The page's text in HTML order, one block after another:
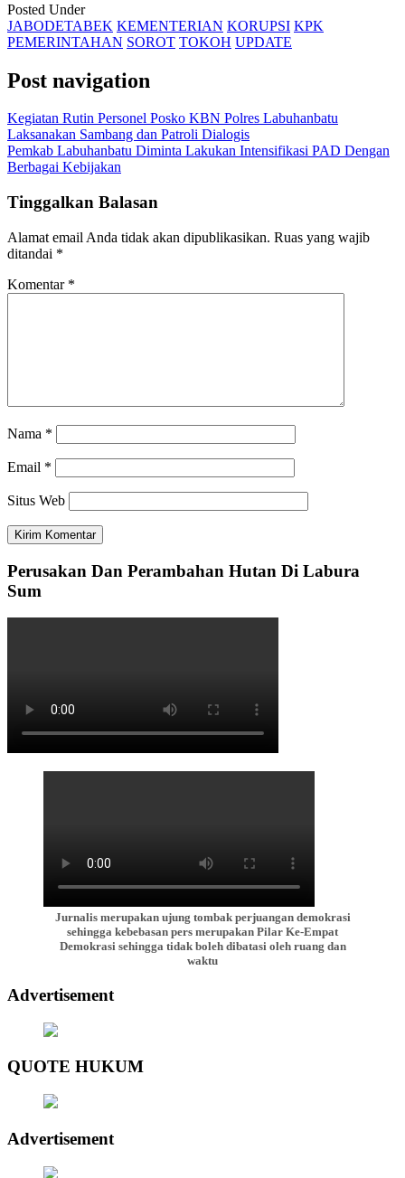
Posted Under
JABODETABEK KEMENTERIAN KORUPSI KPK
PEMERINTAHAN SOROT TOKOH UPDATE
Post navigation
Kegiatan Rutin Personel Posko KBN Polres Labuhanbatu
Laksanakan Sambang dan Patroli Dialogis
Pemkab Labuhanbatu Diminta Lakukan Intensifikasi PAD Dengan
Berbagai Kebijakan
Tinggalkan Balasan
Alamat email Anda tidak akan dipublikasikan. Ruas yang wajib
ditandai *
Komentar *
Nama *
Email *
Situs Web
Perusakan Dan Perambahan Hutan Di Labura
Sum
Jurnalis merupakan ujung tombak perjuangan demokrasi
sehingga kebebasan pers merupakan Pilar Ke-Empat
Demokrasi sehingga tidak boleh dibatasi oleh ruang dan
waktu
Advertisement
QUOTE HUKUM
Advertisement